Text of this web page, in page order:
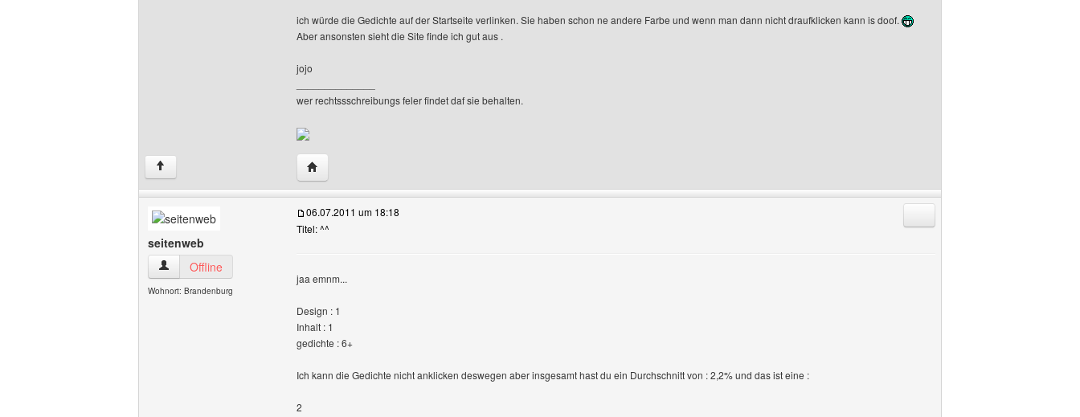
ich würde die Gedichte auf der Startseite verlinken. Sie haben schon ne andere Farbe und wenn man dann nicht draufklicken kann is doof.
Aber ansonsten sieht die Site finde ich gut aus .
jojo
wer rechtssschreibungs feler findet daf sie behalten.
↑ Website dieses Benutzers besuchen: jojos-flieger
seitenweb
seitenweb Benutzer-Profile anzeigen
Offline
Wohnort: Brandenburg
06.07.2011 um 18:18
Titel: ^^
jaa emnm...
Design : 1
Inhalt : 1
gedichte : 6+
Ich kann die Gedichte nicht anklicken deswegen aber insgesamt hast du ein Durchschnitt von : 2,2% und das ist eine :
2